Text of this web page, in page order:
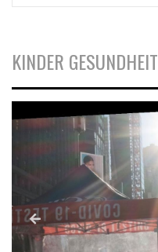
KINDER GESUNDHEIT